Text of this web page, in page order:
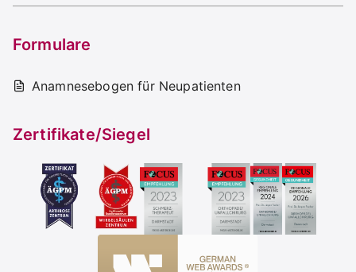
Formulare
Anamnesebogen für Neupatienten
Zertifikate/Siegel